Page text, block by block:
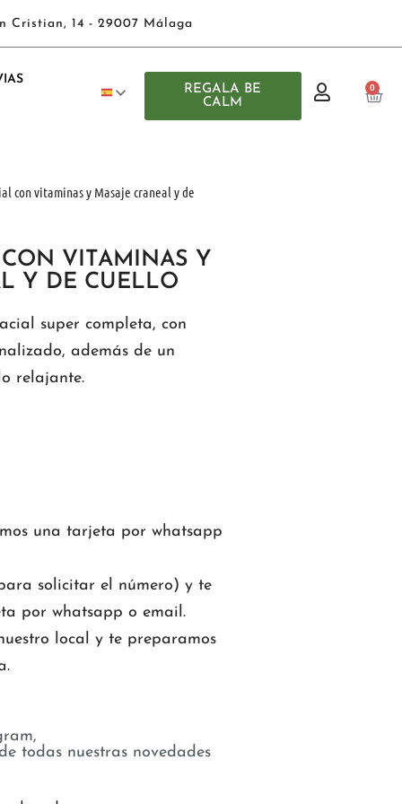
Cristian, 14 - 29007 Málaga
REGALA BE
CALM
0
con vitaminas y Masaje craneal y de
VITAMINAS Y
Y DE CUELLO
super completa, con
además de un
relajante.
una tarjeta por whatsapp
solicitar el número) y te
por whatsapp o email.
local y te preparamos
todas nuestras novedades